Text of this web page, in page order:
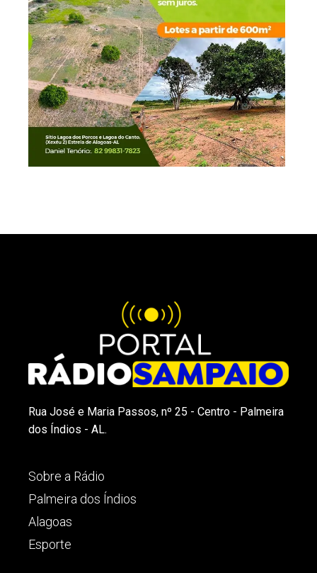
Rua José e Maria Passos, nº 25 - Centro - Palmeira
dos Índios - AL.
Sobre a Rádio
Palmeira dos Índios
Alagoas
Esporte